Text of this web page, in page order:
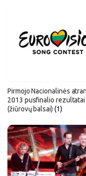
Pirmojo Nacionalinės
2013 pusfinalio rezultatai
(žiūrovų balsai) (1)